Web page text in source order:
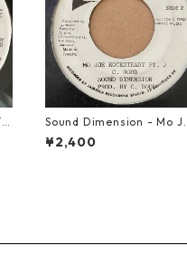
Sound Dimension - Mo Jo
e Rock Steady【7-21087】
¥2,400